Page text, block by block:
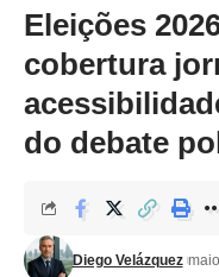
Eleições
cobertura
do debate
Diego Velázquez